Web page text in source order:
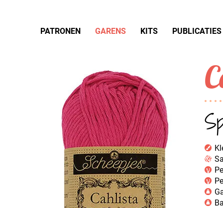
PATRONEN GARENS KITS PUBLICATIES